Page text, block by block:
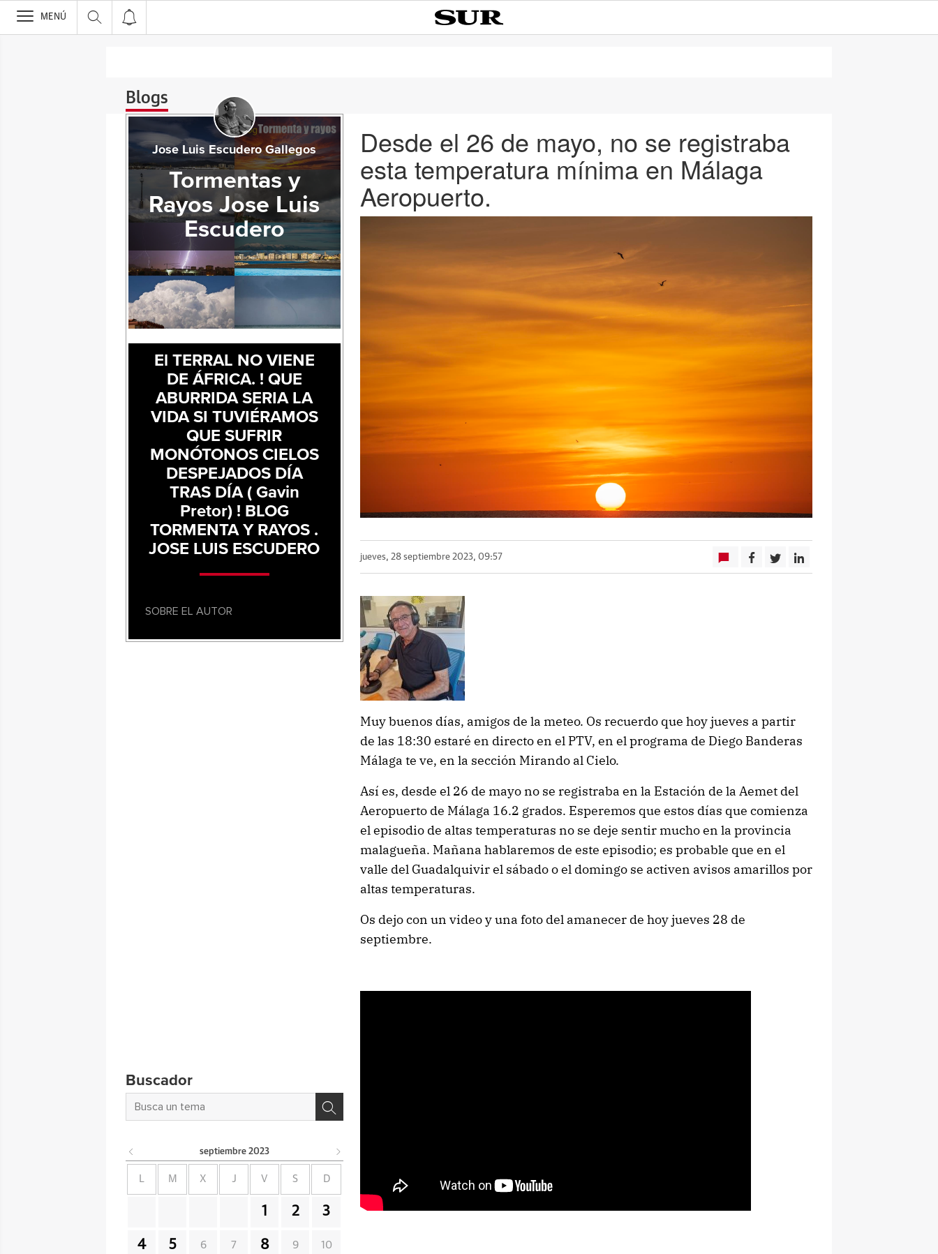
>
MENÚ
Blogs
Desde el 26 de mayo, no se registraba
esta temperatura mínima en Málaga
Aeropuerto.
jueves, 28 septiembre 2023, 09:57
Muy buenos días, amigos de la meteo. Os recuerdo que hoy jueves a partir
de las 18:30 estaré en directo en el PTV, en el programa de Diego Banderas
Málaga te ve, en la sección Mirando al Cielo.
Así es, desde el 26 de mayo no se registraba en la Estación de la Aemet del
Aeropuerto de Málaga 16.2 grados. Esperemos que estos días que comienza
el episodio de altas temperaturas no se deje sentir mucho en la provincia
malagueña. Mañana hablaremos de este episodio; es probable que en el
valle del Guadalquivir el sábado o el domingo se activen avisos amarillos por
altas temperaturas.
Os dejo con un video y una foto del amanecer de hoy jueves 28 de
septiembre.
Jose Luis Escudero Gallegos
Tormentas y
Rayos Jose Luis
Escudero
El TERRAL NO VIENE
DE ÁFRICA. ! QUE
ABURRIDA SERIA LA
VIDA SI TUVIÉRAMOS
QUE SUFRIR
MONÓTONOS CIELOS
DESPEJADOS DÍA
TRAS DÍA ( Gavin
Pretor) ! BLOG
TORMENTA Y RAYOS .
JOSE LUIS ESCUDERO
SOBRE EL AUTOR
Buscador
septiembre 2023
L M X J V S D
1 2 3
4 5 6 7 8 9 10